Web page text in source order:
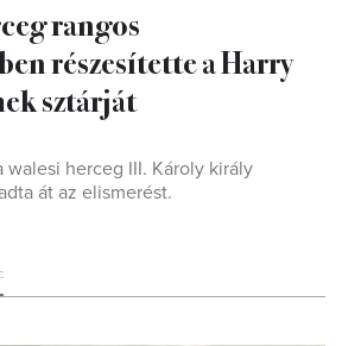
rangos
részesítette a Harry
sztárját
walesi herceg III. Károly király
át az elismerést.